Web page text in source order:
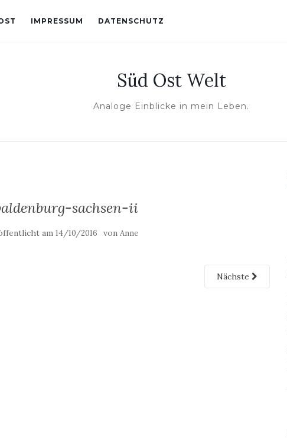
IMPRESSUM DATENSCHUTZ
Süd Ost Welt
Analoge Einblicke in mein Leben.
sachsen-ii
am 14/10/2016 von Anne
Nächste